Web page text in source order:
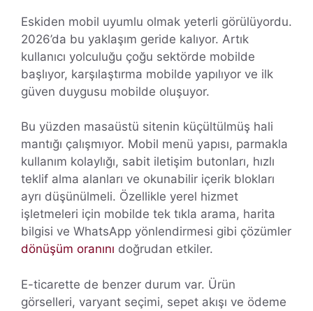
Eskiden mobil uyumlu olmak yeterli görülüyordu.
2026’da bu yaklaşım geride kalıyor. Artık
kullanıcı yolculuğu çoğu sektörde mobilde
başlıyor, karşılaştırma mobilde yapılıyor ve ilk
güven duygusu mobilde oluşuyor.
Bu yüzden masaüstü sitenin küçültülmüş hali
mantığı çalışmıyor. Mobil menü yapısı, parmakla
kullanım kolaylığı, sabit iletişim butonları, hızlı
teklif alma alanları ve okunabilir içerik blokları
ayrı düşünülmeli. Özellikle yerel hizmet
işletmeleri için mobilde tek tıkla arama, harita
bilgisi ve WhatsApp yönlendirmesi gibi çözümler
dönüşüm oranını doğrudan etkiler.
E-ticarette de benzer durum var. Ürün
görselleri, varyant seçimi, sepet akışı ve ödeme